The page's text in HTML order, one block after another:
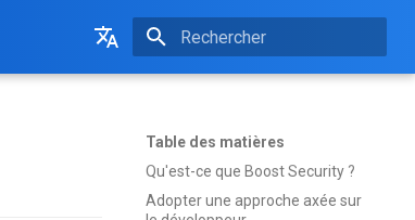
Initialisation de la recherche
Table des matières
Qu'est-ce que Boost Security ?
Adopter une approche axée sur